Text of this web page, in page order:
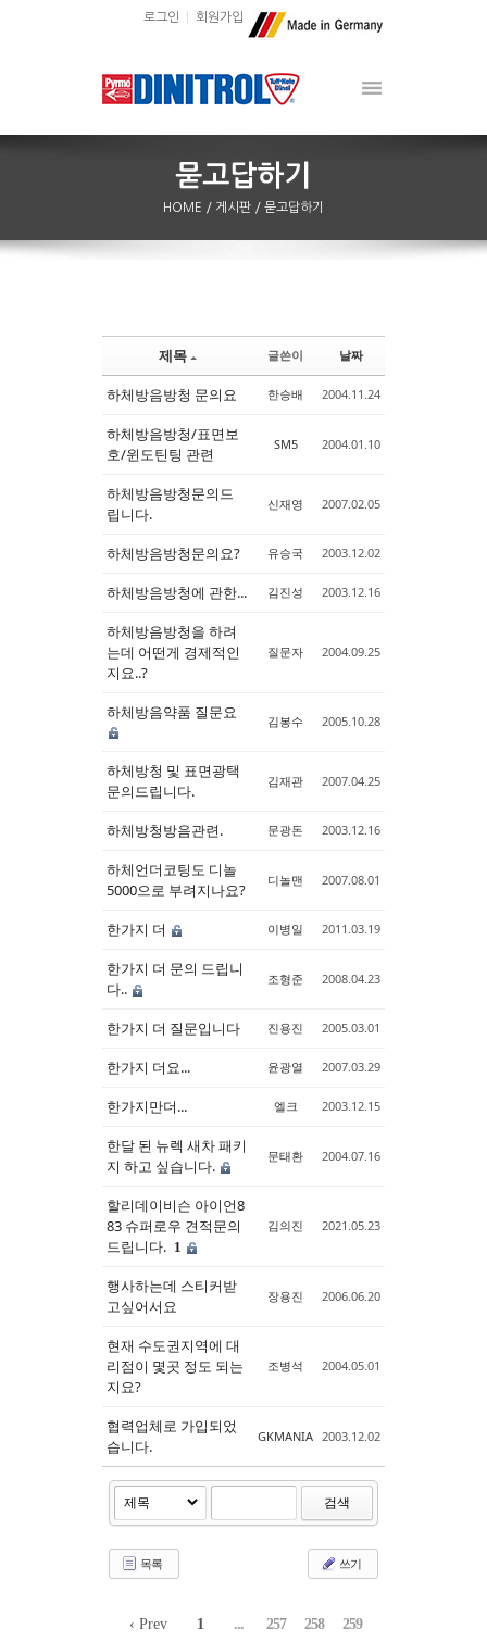
로그인 회원가입
HOME / 게시판 / 묻고답하기
제목 글쓴이 날짜
하체방음방청 문의요 한승배 2004.11.24
하체방음방청/표면보
호/윈도틴팅 관련
SM5 2004.01.10
하체방음방청문의드
립니다.
신재영 2007.02.05
하체방음방청문의요? 유승국 2003.12.02
하체방음방청에 관한... 김진성 2003.12.16
하체방음방청을 하려
는데 어떤게 경제적인
지요..?
질문자 2004.09.25
하체방음약품 질문요 김봉수 2005.10.28
하체방청 및 표면광택
문의드립니다.
김재관 2007.04.25
하체방청방음관련. 문광돈 2003.12.16
하체언더코팅도 디놀
5000으로 부려지나요?
디놀맨 2007.08.01
한가지 더 이병일 2011.03.19
한가지 더 문의 드립니
다..
조형준 2008.04.23
한가지 더 질문입니다 진용진 2005.03.01
한가지 더요... 윤광열 2007.03.29
한가지만더... 엘크 2003.12.15
한달 된 뉴렉 새차 패키
지 하고 싶습니다.
문태환 2004.07.16
할리데이비슨 아이언8
83 슈퍼로우 견적문의
드립니다. 1
김의진 2021.05.23
행사하는데 스티커받
고싶어서요
장용진 2006.06.20
현재 수도권지역에 대
리점이 몇곳 정도 되는
지요?
조병석 2004.05.01
협력업체로 가입되었
습니다.
GKMANIA 2003.12.02
검색
목록 쓰기
‹ Prev 1 ... 257 258 259
Sketchbook5, 스케치북5
Sketchbook5, 스케치북5
Sketchbook5, 스케치북5
Sketchbook5, 스케치북5